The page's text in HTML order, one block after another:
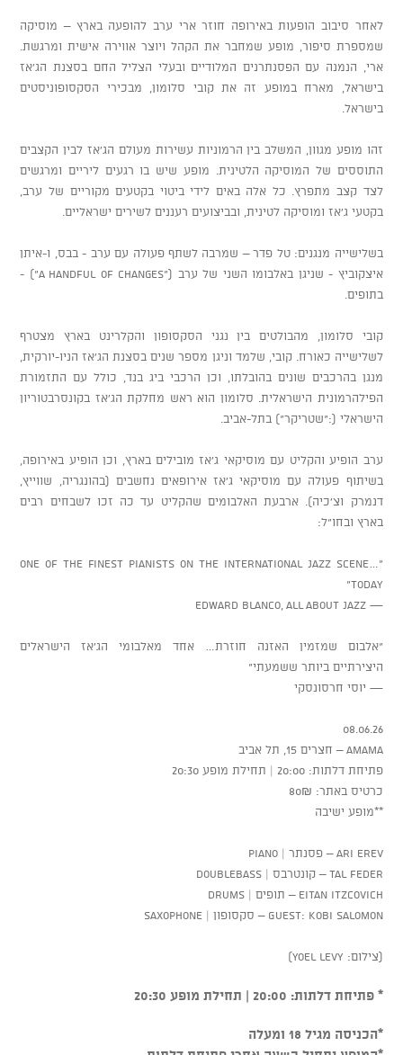
לאחר סיבוב הופעות באירופה חוזר ארי ערב להופעה בארץ – מוסיקה
שמספרת סיפור, מופע שמחבר את הקהל ויוצר אווירה אישית ומרגשת.
ארי, הנמנה עם הפסנתרנים המלודיים ובעלי הצליל החם בסצנת הג’אז
בישראל, מארח במופע זה את קובי סלומון, מבכירי הסקסופוניסטים
בישראל.
זהו מופע מגוון, המשלב בין הרמוניות עשירות מעולם הג’אז לבין הקצבים
התוססים של המוסיקה הלטינית. מופע שיש בו רגעים ליריים ומרגשים
לצד קצב מתפרץ. כל אלה באים לידי ביטוי בקטעים מקוריים של ערב,
בקטעי ג’אז ומוסיקה לטינית, ובביצועים רעננים לשירים ישראליים.
בשלישייה מנגנים: טל פדר – שמרבה לשתף פעולה עם ערב - בבס, ו-איתן
איצקוביץ - שניגן באלבומו השני של ערב ("A Handful of Changes") -
בתופים.
קובי סלומון, מהבולטים בין נגני הסקסופון והקלרינט בארץ מצטרף
לשלישייה כאורח. קובי, שלמד וניגן מספר שנים בסצנת הג'אז הניו-יורקית,
מנגן בהרכבים שונים בהובלתו, וכן הרכבי ביג בנד, כולל עם התזמורת
הפילהרמונית הישראלית. סלומון הוא ראש מחלקת הג'אז בקונסרבטוריון
הישראלי (:"שטריקר") בתל-אביב.
ערב הופיע והקליט עם מוסיקאי ג’אז מובילים בארץ, וכן הופיע באירופה,
בשיתוף פעולה עם מוסיקאי ג’אז אירופאים נחשבים (בהונגריה, שווייץ,
דנמרק וצ’כיה). ארבעת האלבומים שהקליט עד כה זכו לשבחים רבים
בארץ ובחו”ל:
“…one of the finest pianists on the international jazz scene
today”
— Edward Blanco, All About Jazz
“אלבום שמזמין האזנה חוזרת… אחד מאלבומי הג’אז הישראלים
היצירתיים ביותר ששמעתי”
— יוסי חרסונסקי
08.06.26
AMAMA – חצרים 15, תל אביב
פתיחת דלתות: 20:00 | תחילת מופע 20:30
כרטיס באתר: 80₪
**מופע ישיבה
Ari Erev – פסנתר | Piano
Tal Feder – קונטרבס | Doublebass
Eitan Itzcovich – תופים | Drums
Guest: Kobi Salomon – סקסופון | Saxophone
(צילום: Yoel Levy)
* פתיחת דלתות: 20:00 | תחילת מופע 20:30
*הכניסה מגיל 18 ומעלה